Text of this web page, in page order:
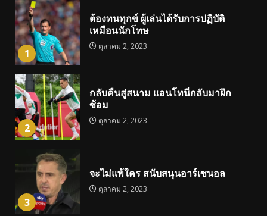
1
ต้องทนทุกข์ ผู้เล่นได้รับการปฏิบัติ
เหมือนนักโทษ
ตุลาคม 2, 2023
2
กลับคืนสู่สนาม แอนโทนี่กลับมาฝึก
ซ้อม
ตุลาคม 2, 2023
3
จะไม่แพ้ใคร สนับสนุนอาร์เซนอล
ตุลาคม 2, 2023